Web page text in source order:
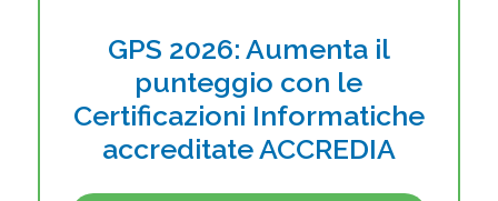
GPS 2026: Aumenta il
punteggio con le
Certificazioni Informatiche
accreditate ACCREDIA